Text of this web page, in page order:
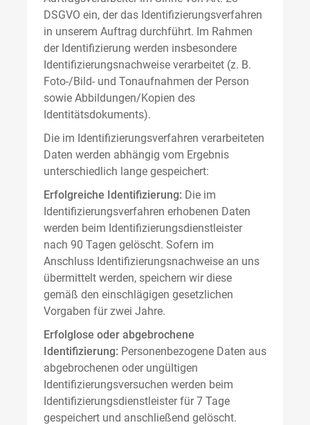
DSGVO ein, der das Identifizierungsverfahren
in unserem Auftrag durchführt. Im Rahmen
der Identifizierung werden insbesondere
Identifizierungsnachweise verarbeitet (z. B.
Foto-/Bild- und Tonaufnahmen der Person
sowie Abbildungen/Kopien des
Identitätsdokuments).
Die im Identifizierungsverfahren verarbeiteten
Daten werden abhängig vom Ergebnis
unterschiedlich lange gespeichert:
Erfolgreiche Identifizierung: Die im
Identifizierungsverfahren erhobenen Daten
werden beim Identifizierungsdienstleister
nach 90 Tagen gelöscht. Sofern im
Anschluss Identifizierungsnachweise an uns
übermittelt werden, speichern wir diese
gemäß den einschlägigen gesetzlichen
Vorgaben für zwei Jahre.
Erfolglose oder abgebrochene
Identifizierung: Personenbezogene Daten aus
abgebrochenen oder ungültigen
Identifizierungsversuchen werden beim
Identifizierungsdienstleister für 7 Tage
gespeichert und anschließend gelöscht.